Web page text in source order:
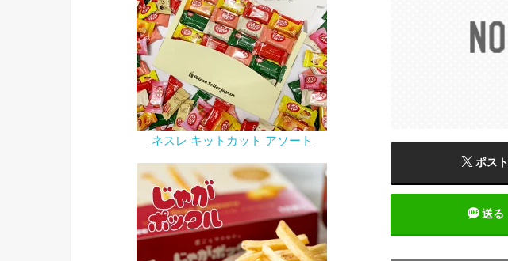
ポスト
送る
ネスレ キットカット アソート